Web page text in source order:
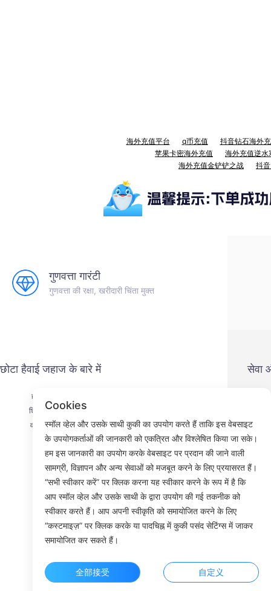
海外充值平台 q币充值
抖音钻石海外
苹果卡密海外充值
海外充值逆水
海外充值金铲铲之战
抖
गुणवत्ता गारंटी
गुणवत्ता की रक्षा, खरीदारी चिंता मुक्त
छोटा हैवाई जहाज के बारे में
हमसे संपर्क करें
शिपमेंट प्रक्रिया
वापसी प्रक्रिया
हमारे बारे में
सेवा
ROOM
Cookies
स्मॉल व्हेल और उसके साथी कुकी का उपयोग करते हैं ताकि इस वेबसाइट
के उपयोगकर्ताओं की जानकारी को एकत्रित और विश्लेषित किया जा सके।
हम इस जानकारी का उपयोग करके वेबसाइट पर प्रदान की जाने वाली
सामग्री, विज्ञापन और अन्य सेवाओं को मजबूत करने के लिए प्रयासरत हैं।
“सभी स्वीकार करें” पर क्लिक करना यह स्वीकार करने के रूप में है कि
आप स्मॉल व्हेल और उसके साथी के द्वारा उपयोग की गई तकनीक को
स्वीकार करते हैं। आप अपनी स्वीकृति को समायोजित करने के लिए
“कस्टमाइज़” पर क्लिक करके या पादचिह्न में कुकी पसंद सेटिंग्स में जाकर
समायोजित कर सकते हैं।
全部接受 自定义